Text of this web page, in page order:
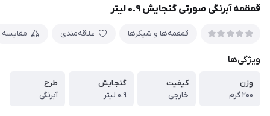
قمقمه آبرنگی صورتی گنجایش ۰.۹ لیتر
قمقمه‌ها و شیکرها علاقه‌مندی مقایسه
ویژگی‌ها
وزن
۲۰۰ گرم
کیفیت
خارجی
گنجایش
۰.۹ لیتر
طرح
آبرنگی